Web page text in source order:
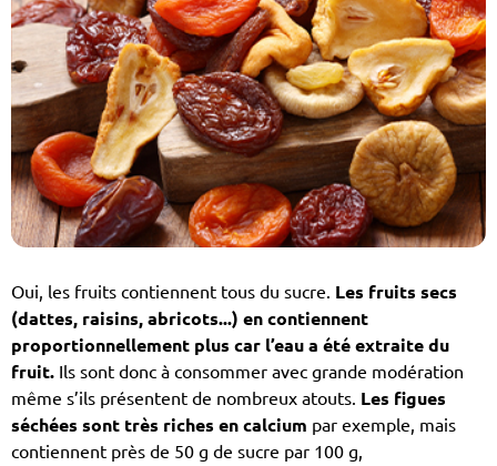
Oui, les fruits contiennent tous du sucre. Les fruits secs
(dattes, raisins, abricots...) en contiennent
proportionnellement plus car l’eau a été extraite du
fruit. Ils sont donc à consommer avec grande modération
même s’ils présentent de nombreux atouts. Les figues
séchées sont très riches en calcium par exemple, mais
contiennent près de 50 g de sucre par 100 g,